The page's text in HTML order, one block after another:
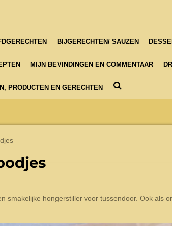
BIJGERECHTEN/ SAUZEN
MIJN BEVINDINGEN EN COMMENTAAR
PRODUCTEN EN GERECHTEN
smakelijke hongerstiller voor tussendoor. Ook als